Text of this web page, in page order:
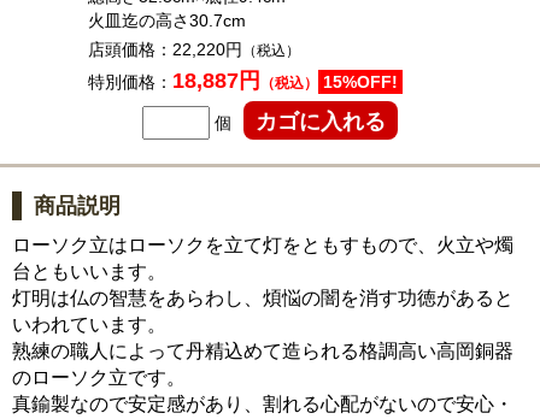
火皿迄の高さ30.7cm
店頭価格： 22,220円 （税込）
特別価格： 18,887円 （税込） 15%OFF!
個
商品説明
ローソク立はローソクを立て灯をともすもので、火立や燭
台ともいいます。
灯明は仏の智慧をあらわし、煩悩の闇を消す功徳があると
いわれています。
熟練の職人によって丹精込めて造られる格調高い高岡銅器
のローソク立です。
真鍮製なので安定感があり、割れる心配がないので安心・